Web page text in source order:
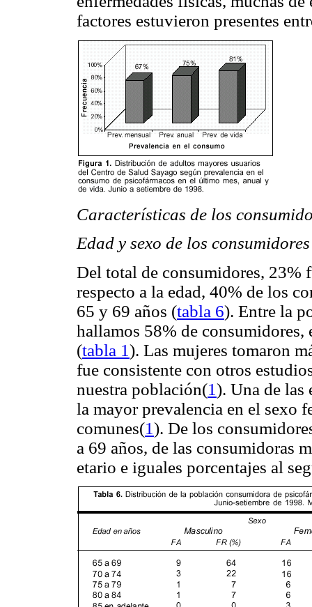
factores estuvieron presentes
Características de los
Edad y sexo de los consumidores
Del total de consumidores, 23%
respecto a la edad, 40% de los
65 y 69 años (tabla 6). Entre la
hallamos 58% de consumidores,
(tabla 1). Las mujeres tomaron
fue consistente con otros
nuestra población(1). Una de las
la mayor prevalencia en el sexo
comunes(1). De los
a 69 años, de las consumidoras
etario e iguales porcentajes al